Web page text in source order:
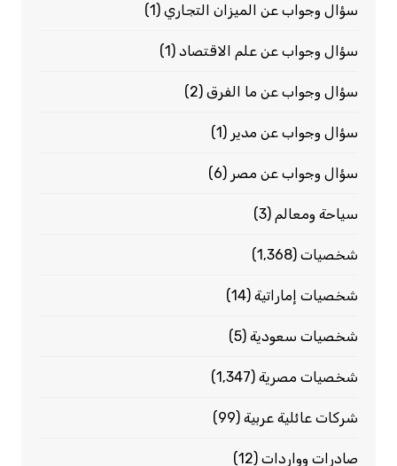
سؤال وجواب عن الميزان التجاري(1)
سؤال وجواب عن علم الاقتصاد(1)
سؤال وجواب عن ما الفرق(2)
سؤال وجواب عن مدير (1)
سؤال وجواب عن مصر (6)
سياحة ومعالم (3)
شخصيات(1٬368)
شخصيات إماراتية(14)
شخصيات سعودية(5)
شخصيات مصرية(1٬347)
شركات عائلية عربية(99)
صادرات وواردات(12)